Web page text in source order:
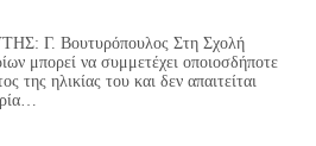
Γ. Βουτυρόπουλος Στη Σχολή
μπορεί να συμμετέχει οποιοσδήποτε
της ηλικίας του και δεν απαιτείται